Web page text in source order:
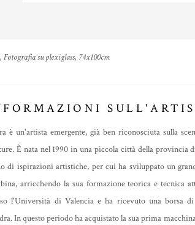
Fotografia su plexiglass, 74x100cm
è un'artista emergente, già ben riconosciuta sulla
È nata nel 1990 in una piccola città della provincia
di ispirazioni artistiche, per cui ha sviluppato un
arricchendo la sua formazione teorica e tecnica
l'Università di Valencia e ha ricevuto una borsa
In questo periodo ha acquistato la sua prima